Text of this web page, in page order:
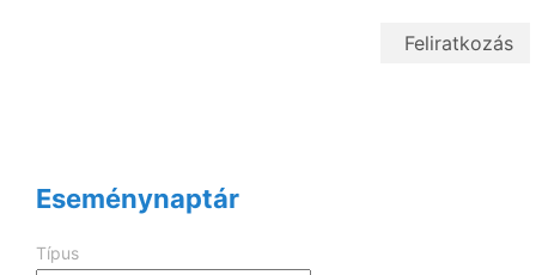
Eseménynaptár
Típus